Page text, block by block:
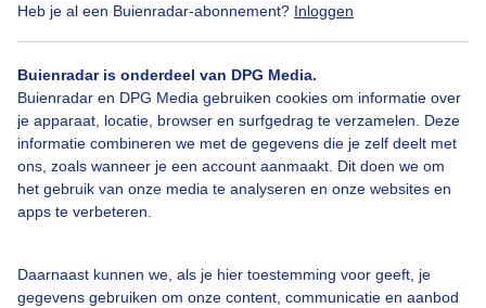
Heb je al een Buienradar-abonnement? Inloggen
Buienradar is onderdeel van DPG Media.
Buienradar en DPG Media gebruiken cookies om informatie over
je apparaat, locatie, browser en surfgedrag te verzamelen. Deze
informatie combineren we met de gegevens die je zelf deelt met
ons, zoals wanneer je een account aanmaakt. Dit doen we om
het gebruik van onze media te analyseren en onze websites en
apps te verbeteren.
Daarnaast kunnen we, als je hier toestemming voor geeft, je
gegevens gebruiken om onze content, communicatie en aanbod
Lente Zon Wolken
Bekijk slideshow